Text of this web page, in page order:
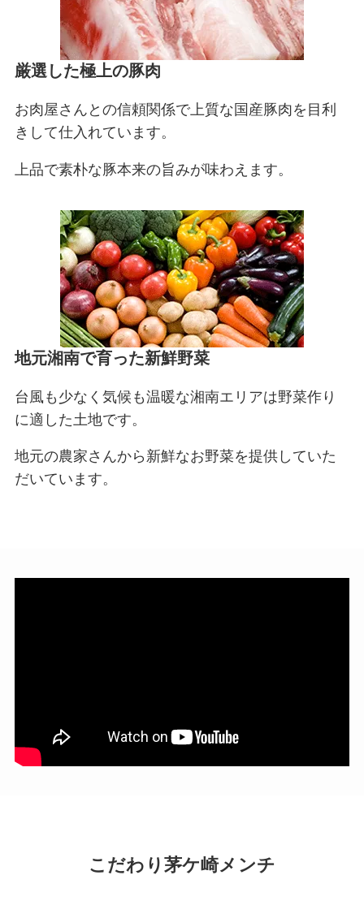
厳選した極上の豚肉
お肉屋さんとの信頼関係で上質な国産豚肉を目利
きして仕入れています。
上品で素朴な豚本来の旨みが味わえます。
地元湘南で育った新鮮野菜
台風も少なく気候も温暖な湘南エリアは野菜作り
に適した土地です。
地元の農家さんから新鮮なお野菜を提供していた
だいています。
こだわり茅ケ崎メンチ